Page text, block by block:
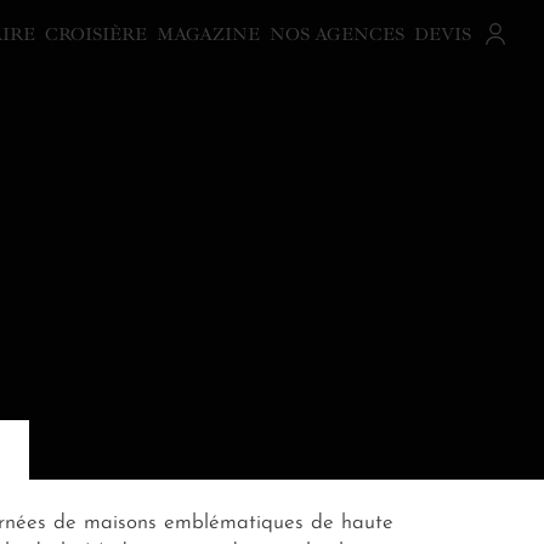
CROISIÈRE MAGAZINE NOS AGENCES DEVIS
de maisons emblématiques de haute